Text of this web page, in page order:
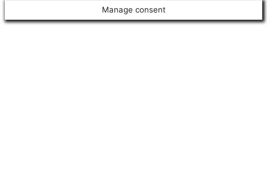
Manage consent